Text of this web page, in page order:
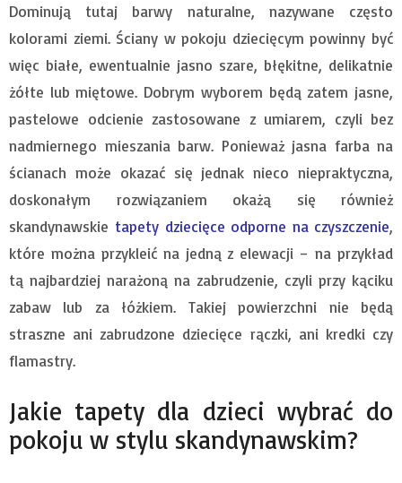
Dominują tutaj barwy naturalne, nazywane często
kolorami ziemi. Ściany w pokoju dziecięcym powinny być
więc białe, ewentualnie jasno szare, błękitne, delikatnie
żółte lub miętowe. Dobrym wyborem będą zatem jasne,
pastelowe odcienie zastosowane z umiarem, czyli bez
nadmiernego mieszania barw. Ponieważ jasna farba na
ścianach może okazać się jednak nieco niepraktyczna,
doskonałym rozwiązaniem okażą się również
skandynawskie tapety dziecięce odporne na czyszczenie,
które można przykleić na jedną z elewacji – na przykład
tą najbardziej narażoną na zabrudzenie, czyli przy kąciku
zabaw lub za łóżkiem. Takiej powierzchni nie będą
straszne ani zabrudzone dziecięce rączki, ani kredki czy
flamastry.
Jakie tapety dla dzieci wybrać do
pokoju w stylu skandynawskim?